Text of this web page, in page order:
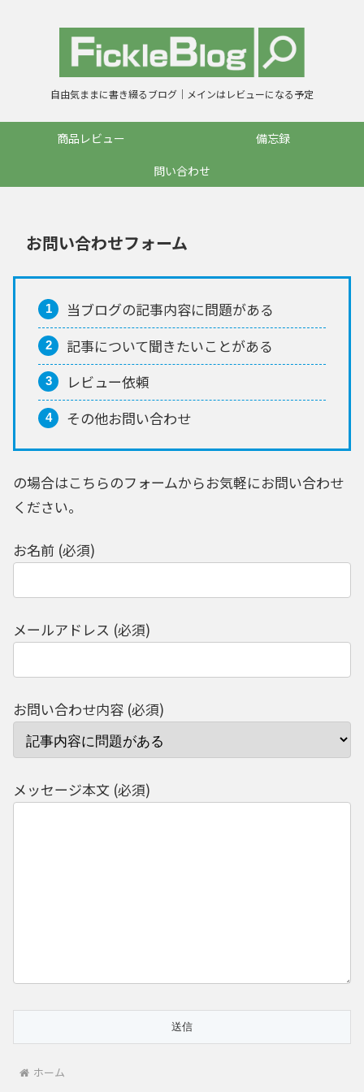
自由気ままに書き綴るブログ｜メインはレビューになる予定
商品レビュー
備忘録
問い合わせ
お問い合わせフォーム
当ブログの記事内容に問題がある
記事について聞きたいことがある
レビュー依頼
その他お問い合わせ
の場合はこちらのフォームからお気軽にお問い合わせ
ください。
お名前 (必須)
メールアドレス (必須)
お問い合わせ内容 (必須)
メッセージ本文 (必須)
ホーム